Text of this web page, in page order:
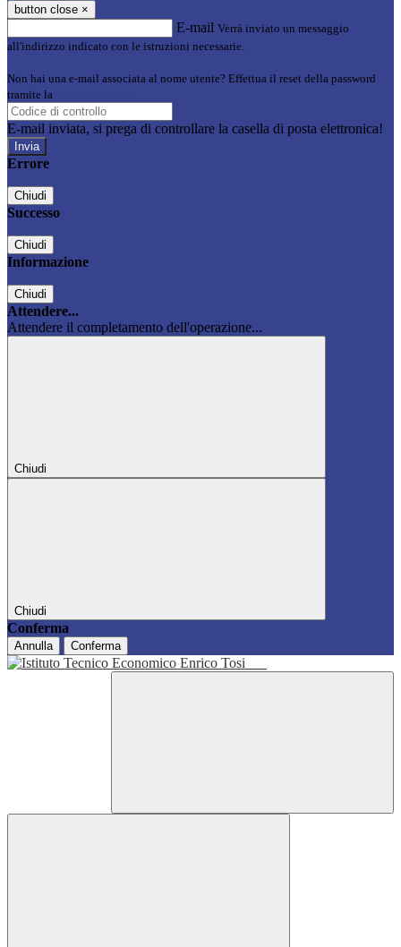
button close ×
E-mail Verrà inviato un messaggio
all'indirizzo indicato con le istruzioni necessarie.
Non hai una e-mail associata al nome utente? Effettua il reset della password
tramite la
E-mail inviata, si prega di controllare la casella di posta elettronica!
Errore
Chiudi
Successo
Chiudi
Informazione
Chiudi
Attendere...
Attendere il completamento dell'operazione...
Chiudi
Chiudi
Conferma
Annulla Conferma